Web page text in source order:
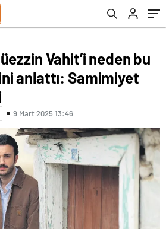
Vahit’i neden bu
anlattı: Samimiyet
9 Mart 2025 13:46